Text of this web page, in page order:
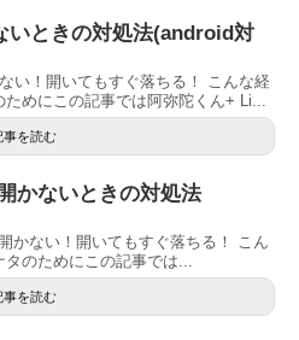
いときの対処法(android対
い！開いてもすぐ落ちる！ こんな経
めにこの記事では阿弥陀くん+ Li...
事を読む
かないときの対処法
かない！開いてもすぐ落ちる！ こん
のためにこの記事では...
事を読む